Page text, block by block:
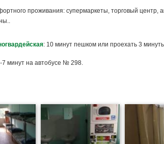
проживания: супермаркеты, торговый центр,
: 10 минут пешком или проехать 3
7 минут на автобусе № 298.